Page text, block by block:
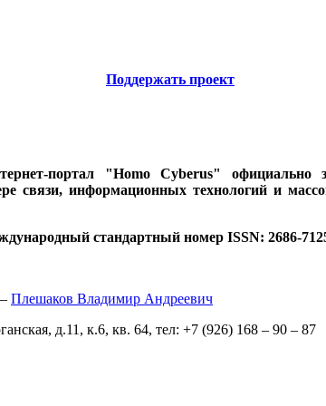
Поддержать проект
портал "Homo Cyberus"
связи, информационных технологий и
стандартный номер ISSN: 2686-
– Плешаков Владимир Андреевич
д.11, к.6, кв. 64, тел: +7 (926) 168 – 90 – 87